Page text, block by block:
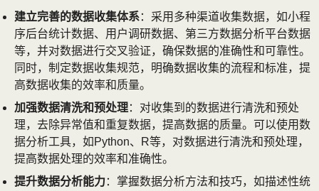
建立完善的数据收集体系：采用多种渠道收集数据，如小程
序后台统计数据、用户调研数据、第三方数据分析平台数据
等，并对数据进行交叉验证，确保数据的准确性和可靠性。
同时，制定数据收集规范，明确数据收集的流程和标准，提
高数据收集的效率和质量。
加强数据清洗和预处理：对收集到的数据进行清洗和预处
理，去除异常值和重复数据，提高数据的质量。可以使用数
据分析工具，如Python、R等，对数据进行清洗和预处理，
提高数据处理的效率和准确性。
提升数据分析能力：掌握数据分析方法和技巧，如描述性统